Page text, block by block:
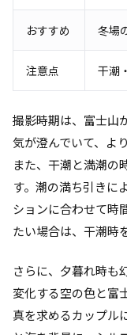
おすすめ 冬場
注意点 干潮
撮影時期は、富士山
気が澄んでいて、よ
また、干潮と満潮の
す。潮の満ち引きに
ションに合わせて時
たい場合は、干潮時
さらに、夕暮れ時も
変化する空の色と富
真を求めるカップル